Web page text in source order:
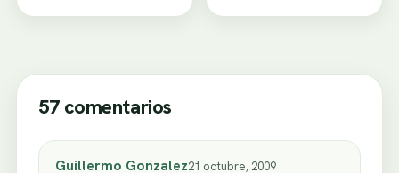
57 comentarios
Guillermo Gonzalez21 octubre, 2009